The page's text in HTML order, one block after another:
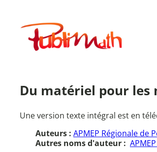
contenuPublimath
Du matériel pour les
Une version texte intégral est en
Auteurs : APMEP Régionale de
Autres noms d'auteur :